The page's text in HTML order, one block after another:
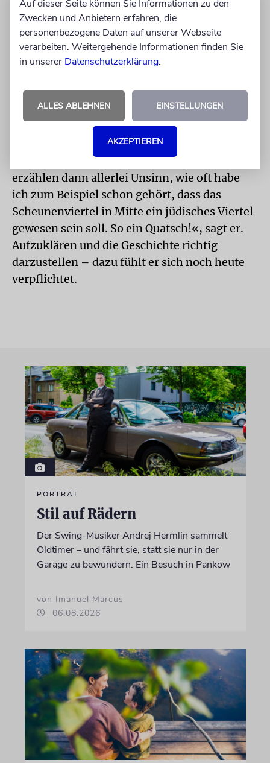
SCHEUNENVIERTEL Seine Guide-Tätigkeit
hat er dennoch nicht gänzlich an den Nagel
gehängt. »Alle paar Wochen zeige ich
Interessierten das jüdische Berlin, das sind
Ihm sei aufgefallen, dass es unter seinen
Kollegen auch schwarze Schafe gebe, »die
erzählen dann allerlei Unsinn, wie oft habe
ich zum Beispiel schon gehört, dass das
Scheunenviertel in Mitte ein jüdisches Viertel
gewesen sein soll. So ein Quatsch!«, sagt er.
Aufzuklären und die Geschichte richtig
darzustellen – dazu fühlt er sich noch heute
verpflichtet.
PORTRÄT
Stil auf Rädern
Der Swing-Musiker Andrej Hermlin sammelt
Oldtimer – und fährt sie, statt sie nur in der
Garage zu bewundern. Ein Besuch in Pankow
von Imanuel Marcus
06.08.2026
Auf dieser Seite können Sie Informationen zu den
Zwecken und Anbietern erfahren, die
personenbezogene Daten auf unserer Webseite
verarbeiten. Weitergehende Informationen finden Sie
in unserer Datenschutzerklärung.
ALLES ABLEHNEN EINSTELLUNGEN
AKZEPTIEREN